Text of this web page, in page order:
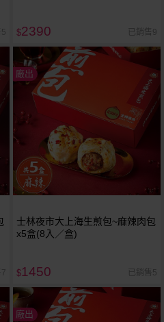
$2390 已銷售9
廠出
士林夜市大上海生煎包~麻辣肉包
x5盒(8入／盒)
$1450 已銷售5
廠出